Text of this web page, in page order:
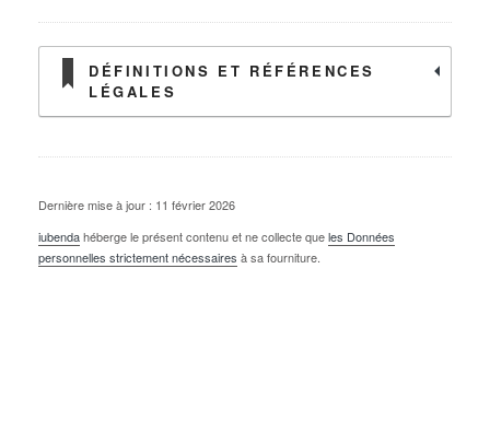
DÉFINITIONS ET RÉFÉRENCES
LÉGALES
Dernière mise à jour : 11 février 2026
iubendahéberge le présent contenu et ne collecte queles Données
personnelles strictement nécessaires à sa fourniture.